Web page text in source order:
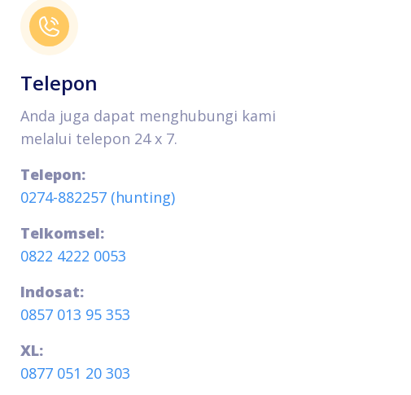
Telepon
Anda juga dapat menghubungi kami
melalui telepon 24 x 7.
Telepon:
0274-882257 (hunting)
Telkomsel:
0822 4222 0053
Indosat:
0857 013 95 353
XL:
0877 051 20 303